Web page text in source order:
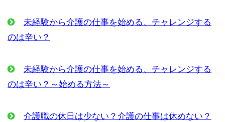
未経験から介護の仕事を始める、チャレンジする
のは辛い？
未経験から介護の仕事を始める、チャレンジする
のは辛い？～始める方法～
介護職の休日は少ない？介護の仕事は休めない？